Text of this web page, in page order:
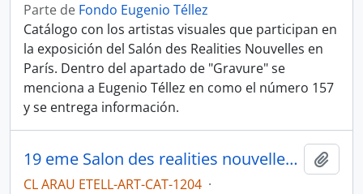
Parte de Fondo Eugenio Téllez
Catálogo con los artistas visuales que participan en
la exposición del Salón des Realities Nouvelles en
París. Dentro del apartado de "Gravure" se
menciona a Eugenio Téllez en como el número 157
y se entrega información.
19 eme Salon des realities nouvelles du It frevrier au Ier mars 1964
CL ARAU ETELL-ART-CAT-1204 ·